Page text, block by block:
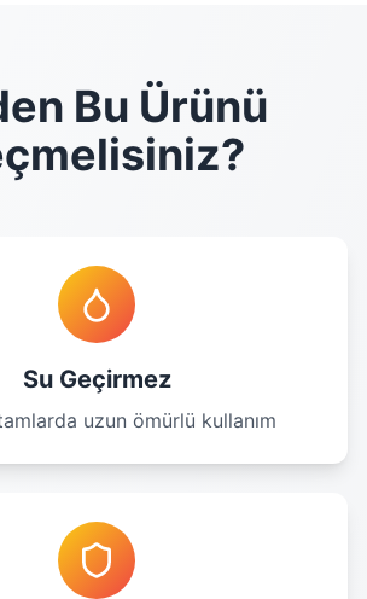
Bu Ürünü
Su Geçirmez
uzun ömürlü kullanım